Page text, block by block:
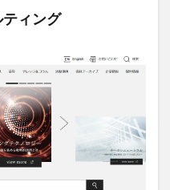
ィング